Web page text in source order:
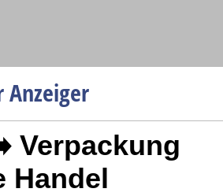
Verpackung
Handel